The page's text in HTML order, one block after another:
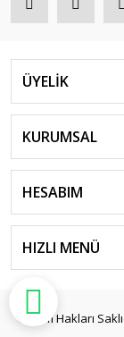
ÜYELİK
KURUMSAL
HESABIM
HIZLI MENÜ
© Tüm Hakları